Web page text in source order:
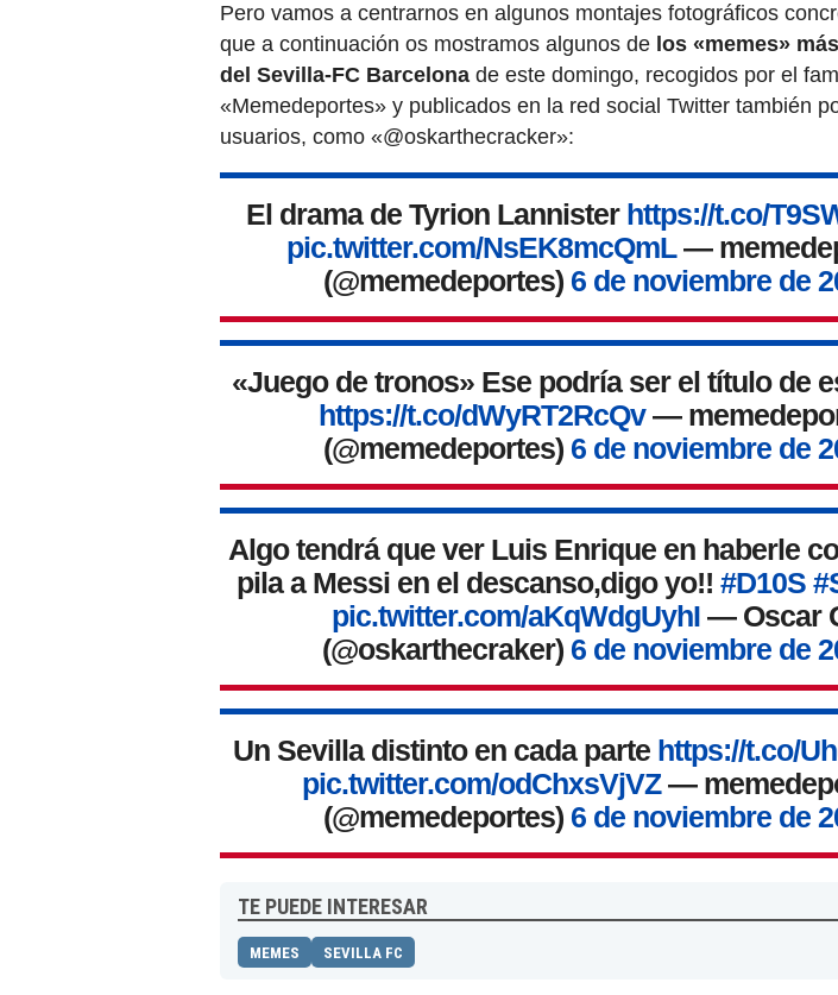
Pero vamos a centrarnos en algunos montajes fotográficos
que a continuación os mostramos algunos de los «memes»
del Sevilla-FC Barcelona de este domingo, recogidos por el
«Memedeportes» y publicados en la red social Twitter también
usuarios, como «@oskarthecracker»:
El drama de Tyrion Lannister https://t.co/
pic.twitter.com/NsEK8mcQmL—
(@memedeportes) 6 de noviembre de
«Juego de tronos» Ese podría ser el título de
https://t.co/dWyRT2RcQv—
(@memedeportes) 6 de noviembre de
Algo tendrá que ver Luis Enrique en haberle
pila a Messi en el descanso,digo yo!! #D10S
pic.twitter.com/aKqWdgUyhI — Oscar
(@oskarthecraker) 6 de noviembre de
Un Sevilla distinto en cada parte https://t.co/
pic.twitter.com/odChxsVjVZ—
(@memedeportes) 6 de noviembre de
TE PUEDE INTERESAR
MEMES SEVILLA FC